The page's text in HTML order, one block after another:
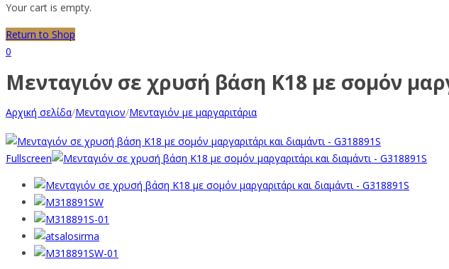
Your cart is empty.
Return to Shop
0
Μενταγιόν σε χρυσή βάση Κ18 με σομόν
Αρχική σελίδα/Μενταγιον/Μενταγιόν με μαργαριτάρια
Fullscreen